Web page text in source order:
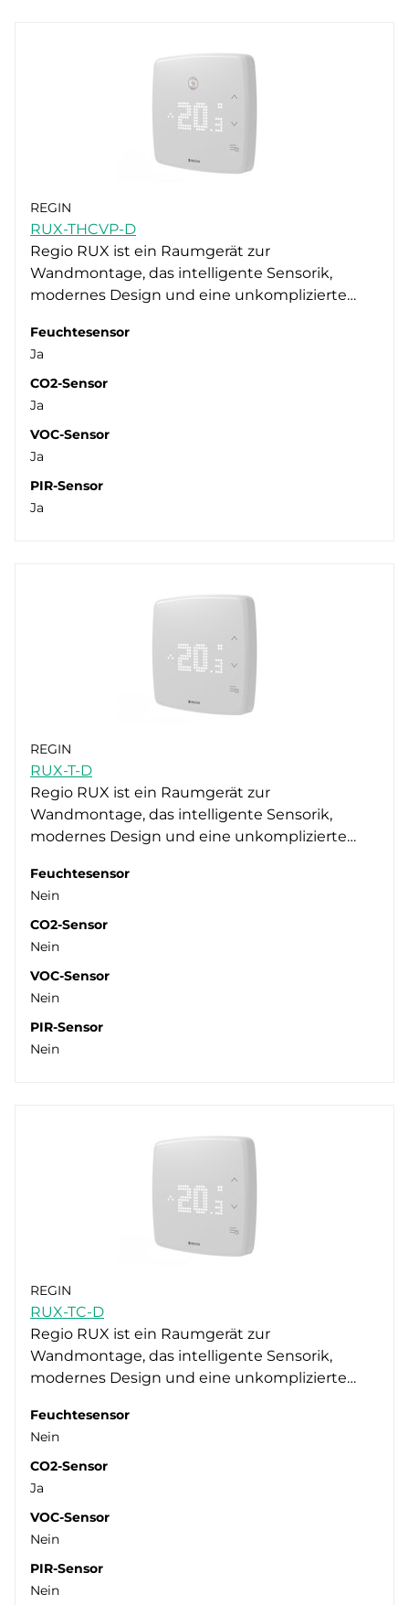
REGIN
RUX-THCVP-D
Regio RUX ist ein Raumgerät zur
Wandmontage, das intelligente Sensorik,
modernes Design und eine unkomplizierte…
Feuchtesensor
Ja
CO2-Sensor
Ja
VOC-Sensor
Ja
PIR-Sensor
Ja
REGIN
RUX-T-D
Regio RUX ist ein Raumgerät zur
Wandmontage, das intelligente Sensorik,
modernes Design und eine unkomplizierte…
Feuchtesensor
Nein
CO2-Sensor
Nein
VOC-Sensor
Nein
PIR-Sensor
Nein
REGIN
RUX-TC-D
Regio RUX ist ein Raumgerät zur
Wandmontage, das intelligente Sensorik,
modernes Design und eine unkomplizierte…
Feuchtesensor
Nein
CO2-Sensor
Ja
VOC-Sensor
Nein
PIR-Sensor
Nein